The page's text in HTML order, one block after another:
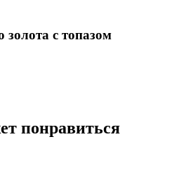
золота с топазом
понравиться